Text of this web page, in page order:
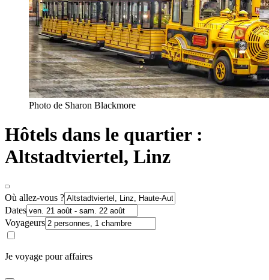
Photo de Sharon Blackmore
Hôtels dans le quartier :
Altstadtviertel, Linz
Où allez-vous ?
Dates
Voyageurs
Je voyage pour affaires